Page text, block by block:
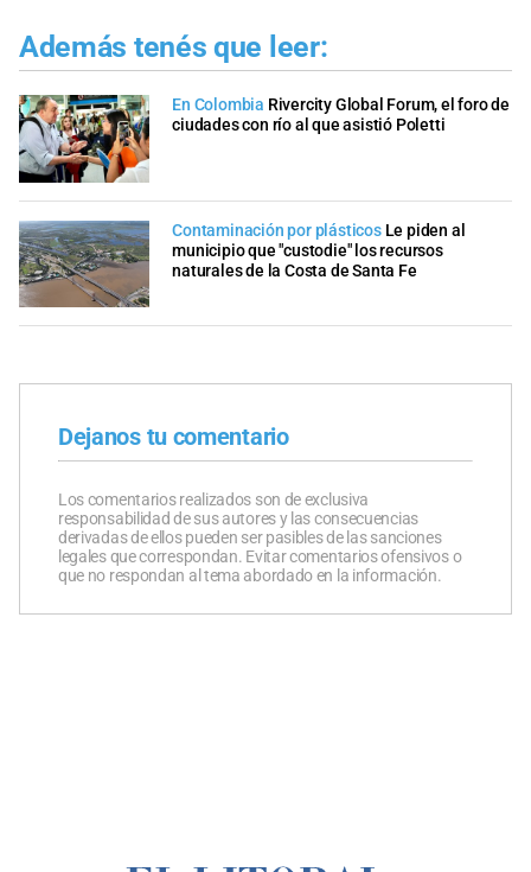
Además tenés que leer:
En Colombia Rivercity Global Forum, el foro de
ciudades con río al que asistió Poletti
Contaminación por plásticos Le piden al
municipio que "custodie" los recursos
naturales de la Costa de Santa Fe
Dejanos tu comentario
Los comentarios realizados son de exclusiva
responsabilidad de sus autores y las consecuencias
derivadas de ellos pueden ser pasibles de las sanciones
legales que correspondan. Evitar comentarios ofensivos o
que no respondan al tema abordado en la información.